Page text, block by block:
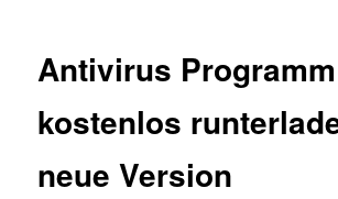
Antivirus Programm
kostenlos
neue Version